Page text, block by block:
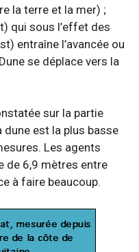
la terre et la mer) ;
qui sous l’effet des
entraîne l’avancée ou
se déplace vers la
sur la partie
dune est la plus basse
Les agents
de 6,9 mètres entre
à faire beaucoup.